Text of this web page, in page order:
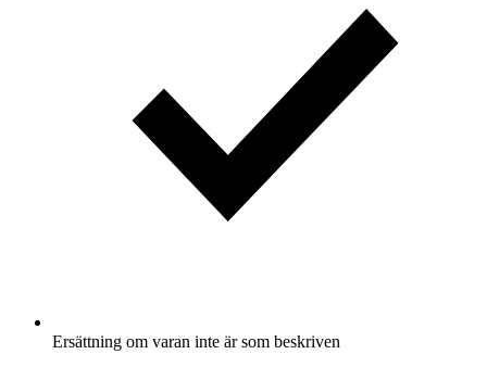
Ersättning om varan inte är som beskriven